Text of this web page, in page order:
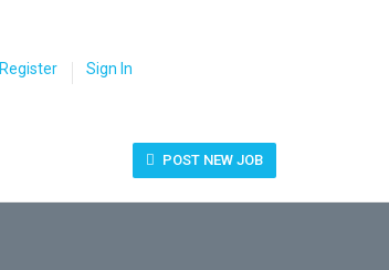
Register Sign In
POST NEW JOB